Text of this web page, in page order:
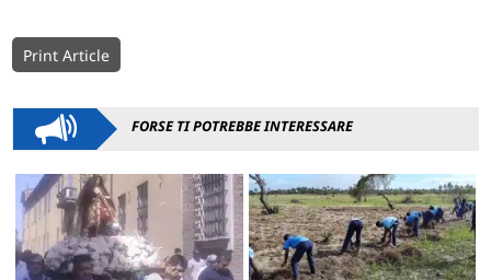
Print Article
FORSE TI POTREBBE INTERESSARE